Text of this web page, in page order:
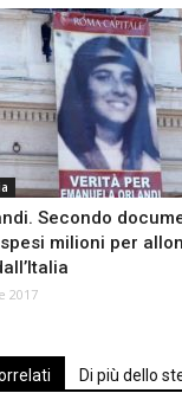
Secondo
milioni per
2017
Di più dello